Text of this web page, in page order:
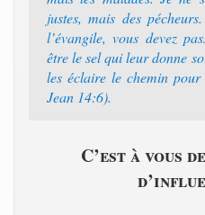
justes, mais des
l’évangile, vous devez
être le sel qui leur donne
les éclaire le chemin
Jean 14:6).
C’est à vous